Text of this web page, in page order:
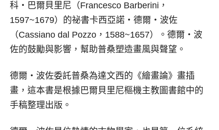
科‧巴爾貝里尼（Francesco Barberini，
1597~1679）的祕書卡西亞諾‧德爾‧波佐
（Cassiano dal Pozzo，1588~1657）。德爾‧波
佐的鼓勵與影響，幫助普桑塑造畫風與聲望。
德爾‧波佐委託普桑為達文西的《繪畫論》畫插
畫，這本書是根據巴爾貝里尼樞機主教圖書館中的
手稿整理出版。